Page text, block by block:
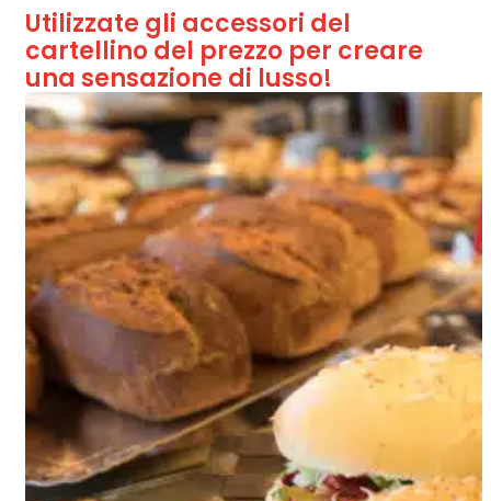
Utilizzate gli accessori del
cartellino del prezzo per creare
una sensazione di lusso!